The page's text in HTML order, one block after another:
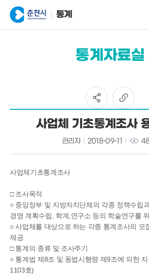
통계
통계자료실
사업체 기초통계조사
관리자 2018-09-11
사업체기초통계조사
□ 조사목적
○ 중앙정부 및 지방자치단체의 각종 정책수립
경영 계획수립, 학계,연구소 등의 학술연구를
○ 사업체를 대상으로 하는 각종 통계조사의 모
제공
□ 통계의 종류 및 조사주기
○ 통계법 제8조 및 동법시행령 제9조에 의한
1103호)